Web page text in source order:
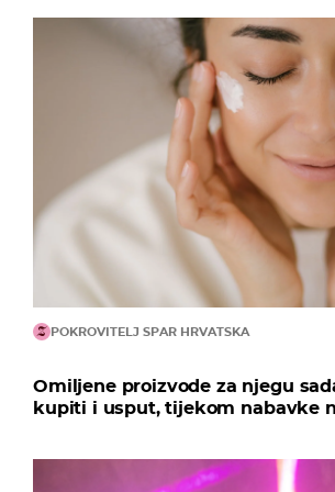
POKROVITELJ SPAR HRVATSKA
Omiljene proizvode za njegu
kupiti i usput, tijekom nabavke